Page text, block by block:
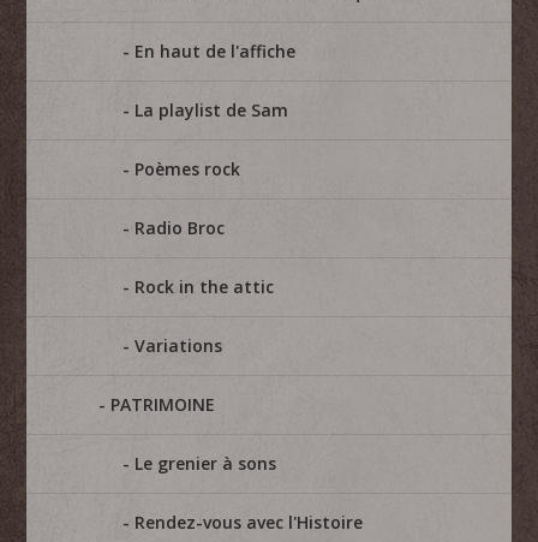
En haut de l'affiche
La playlist de Sam
Poèmes rock
Radio Broc
Rock in the attic
Variations
PATRIMOINE
Le grenier à sons
Rendez-vous avec l'Histoire